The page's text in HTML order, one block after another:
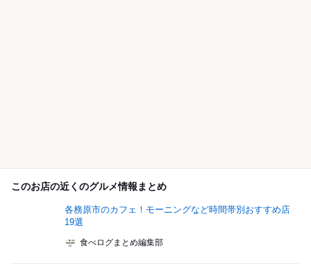
このお店の近くのグルメ情報まとめ
各務原市のカフェ！モーニングなど時間帯別おすすめ店
19選
食べログまとめ編集部